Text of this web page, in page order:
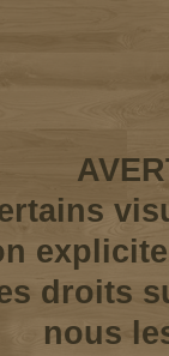
droits
nous